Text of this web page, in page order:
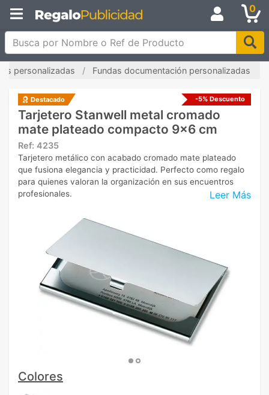
0
Busca por Nombre o Ref de Producto
personalizadas Fundas documentación personalizadas
Destacado -5% Descuento
Tarjetero Stanwell metal cromado
mate plateado compacto 9x6 cm
Ref: 4235
Leer Más
Tarjetero metálico con acabado cromado mate plateado
que fusiona elegancia y practicidad. Perfecto como regalo
para quienes valoran la organización en sus encuentros
profesionales.
Colores